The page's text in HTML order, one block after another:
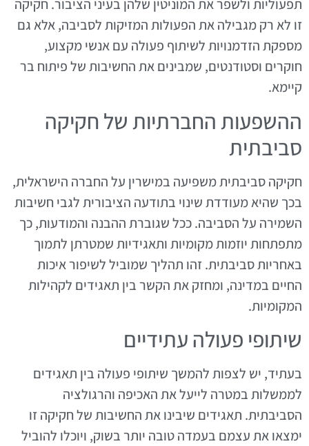
תפעוליות ולשפר את המוניטין שלהן בעיני הציבור. חקיקה
זו לא רק מגבילה את הפעולות המזיקות לסביבה, אלא גם
מספקת הזדמנויות לשיתוף פעולה עם אנשי מקצוע,
חוקרים וסטודנטים, שמבינים את החשיבות של פיתוח בר
קיימא.
ההשפעות החברתיות של חקיקה
סביבתית
חקיקה סביבתית משפיעה במישרין על החברה הישראלית,
בכך שהיא מעודדת שינוי בתודעה הציבורית לגבי חשיבות
השמירה על הסביבה. ככל שגוברת ההבנה והמודעות, כך
מתפתחות יוזמות מקומיות ותאגידיות שמטרתן לתמוך
באחריות סביבתית. זהו תהליך שמוביל לשיפור איכות
החיים במדינה, ומחזק את הקשר בין תאגידים לקהילות
המקומיות.
שיתופי פעולה עתידיים
בעתיד, יש לצפות להמשך שיתופי פעולה בין תאגידים
לממשלות במטרה לייעל את האכיפה והרגולציה
הסביבתית. תאגידים שיבינו את החשיבות של חקיקה זו
ימצאו את עצמם בעמדה טובה יותר בשוק, ויוכלו להוביל